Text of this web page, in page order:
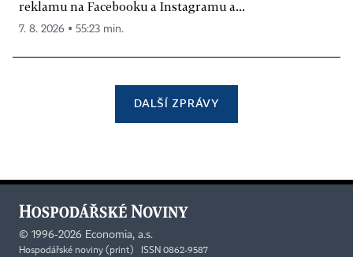
reklamu na Facebooku a Instagramu a...
7. 8. 2026 ▪ 55:23 min.
DALŠÍ ZPRÁVY
© 1996-2026 Economia, a.s.
Hospodářské noviny (print) ISSN 0862-9587